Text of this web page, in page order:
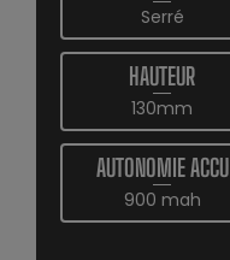
Serré
HAUTEUR
130mm
AUTONOMIE ACCU
900 mah